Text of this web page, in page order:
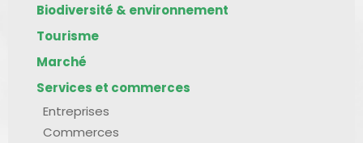
Biodiversité & environnement
Tourisme
Marché
Services et commerces
Entreprises
Commerces